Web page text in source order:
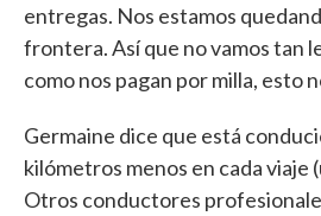
entregas. Nos estamos
frontera. Así que no vamos tan
como nos pagan por milla, esto
Germaine dice que está
kilómetros menos en cada viaje
Otros conductores